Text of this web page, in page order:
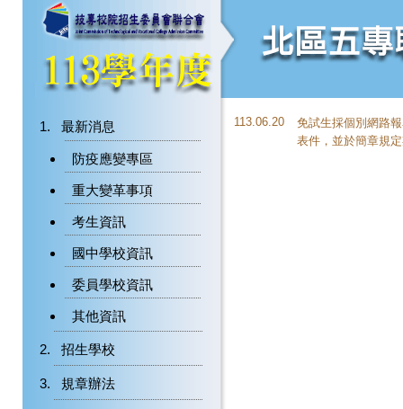
最新消息
防疫應變專區
重大變革事項
考生資訊
國中學校資訊
委員學校資訊
其他資訊
招生學校
規章辦法
113.06.20
免試生採個別網路
表件，並於簡章規